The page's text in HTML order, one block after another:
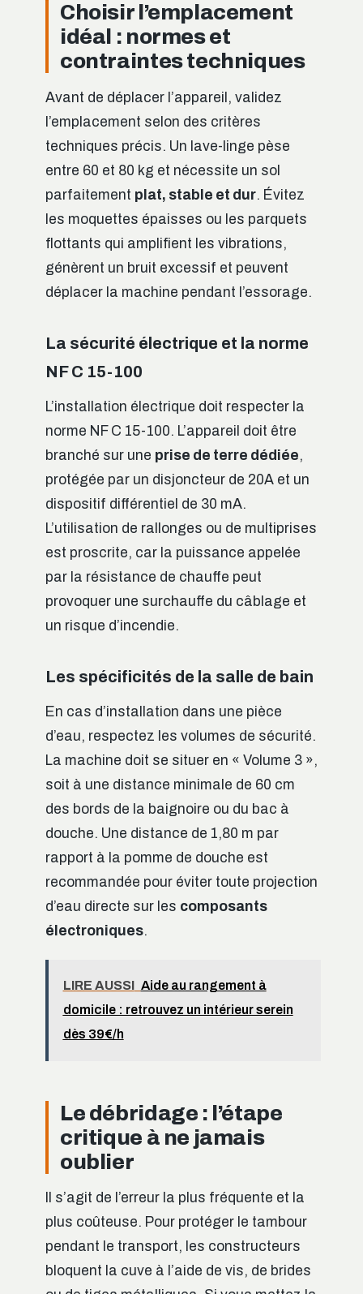
Choisir l’emplacement
idéal : normes et
contraintes techniques
Avant de déplacer l’appareil, validez
l’emplacement selon des critères
techniques précis. Un lave-linge pèse
entre 60 et 80 kg et nécessite un sol
parfaitement plat, stable et dur. Évitez
les moquettes épaisses ou les parquets
flottants qui amplifient les vibrations,
génèrent un bruit excessif et peuvent
déplacer la machine pendant l’essorage.
La sécurité électrique et la norme
NF C 15-100
L’installation électrique doit respecter la
norme NF C 15-100. L’appareil doit être
branché sur une prise de terre dédiée,
protégée par un disjoncteur de 20A et un
dispositif différentiel de 30 mA.
L’utilisation de rallonges ou de multiprises
est proscrite, car la puissance appelée
par la résistance de chauffe peut
provoquer une surchauffe du câblage et
un risque d’incendie.
Les spécificités de la salle de bain
En cas d’installation dans une pièce
d’eau, respectez les volumes de sécurité.
La machine doit se situer en « Volume 3 »,
soit à une distance minimale de 60 cm
des bords de la baignoire ou du bac à
douche. Une distance de 1,80 m par
rapport à la pomme de douche est
recommandée pour éviter toute projection
d’eau directe sur les composants
électroniques.
LIRE AUSSI Aide au rangement à
domicile : retrouvez un intérieur serein
dès 39€/h
Le débridage : l’étape
critique à ne jamais
oublier
Il s’agit de l’erreur la plus fréquente et la
plus coûteuse. Pour protéger le tambour
pendant le transport, les constructeurs
bloquent la cuve à l’aide de vis, de brides